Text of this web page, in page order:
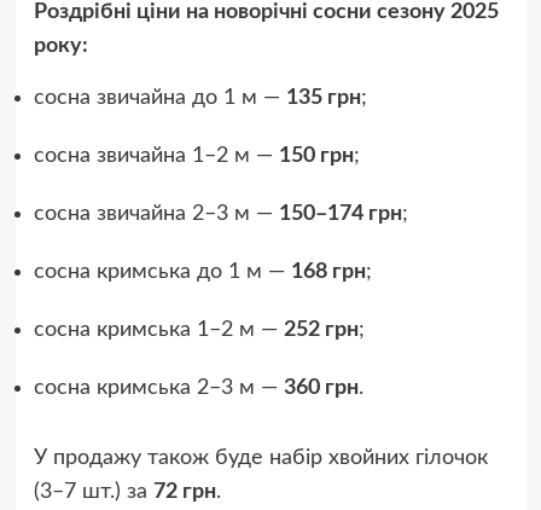
Роздрібні ціни на новорічні сосни сезону 2025
року:
сосна звичайна до 1 м — 135 грн;
сосна звичайна 1–2 м — 150 грн;
сосна звичайна 2–3 м — 150–174 грн;
сосна кримська до 1 м — 168 грн;
сосна кримська 1–2 м — 252 грн;
сосна кримська 2–3 м — 360 грн.
У продажу також буде набір хвойних гілочок
(3–7 шт.) за 72 грн.